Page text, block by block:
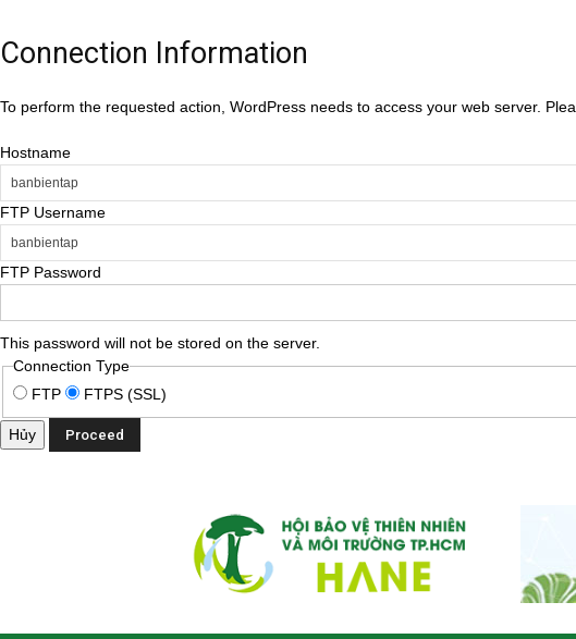
Connection Information
To perform the requested action, WordPress needs to access your web server.
Hostname
FTP Username
FTP Password
This password will not be stored on the server.
Connection Type
FTP
FTPS (SSL)
Hủy
HANE